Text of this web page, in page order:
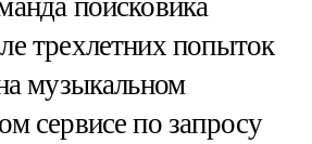
трехлетних попыток
музыкальном
сервисе по запросу